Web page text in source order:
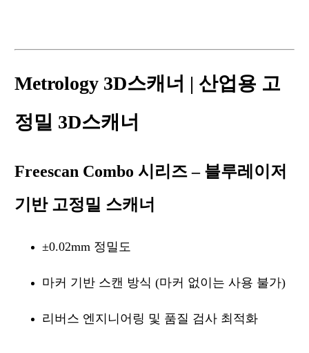
Metrology 3D스캐너 | 산업용 고
정밀 3D스캐너
Freescan Combo 시리즈 – 블루레이저
기반 고정밀 스캐너
±0.02mm 정밀도
마커 기반 스캔 방식 (마커 없이는 사용 불가)
리버스 엔지니어링 및 품질 검사 최적화